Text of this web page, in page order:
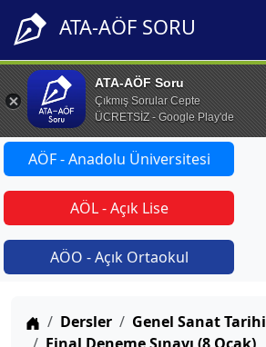
ATA-AÖF SORU
ATA-AÖF Soru
Çıkmış Sorular Cepte
ÜCRETSİZ - Google Play'de
AÖF - Anadolu Üniversitesi
AÖL - Açık Lise
AÖO - Açık Ortaokul
Anasayfa
Dersler
Genel Sanat Tarihi